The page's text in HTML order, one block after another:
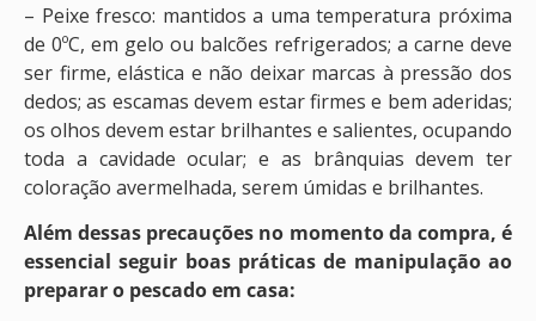
– Peixe fresco: mantidos a uma temperatura próxima
de 0ºC, em gelo ou balcões refrigerados; a carne deve
ser firme, elástica e não deixar marcas à pressão dos
dedos; as escamas devem estar firmes e bem aderidas;
os olhos devem estar brilhantes e salientes, ocupando
toda a cavidade ocular; e as brânquias devem ter
coloração avermelhada, serem úmidas e brilhantes.
Além dessas precauções no momento da compra, é
essencial seguir boas práticas de manipulação ao
preparar o pescado em casa: